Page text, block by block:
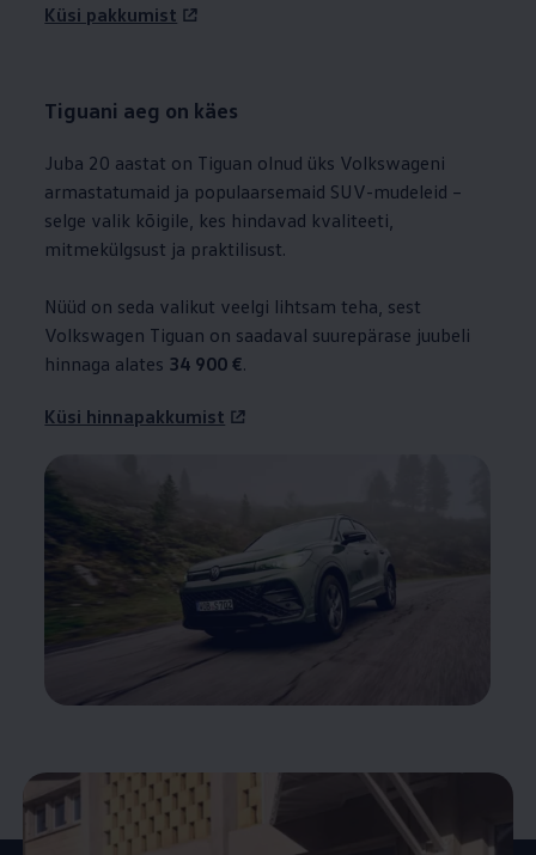
Küsi pakkumist
Tiguani aeg on käes
Juba 20 aastat on Tiguan olnud üks Volkswageni
armastatumaid ja populaarsemaid SUV-mudeleid –
selge valik kõigile, kes hindavad kvaliteeti,
mitmekülgsust ja praktilisust.
Nüüd on seda valikut veelgi lihtsam teha, sest
Volkswagen Tiguan on saadaval suurepärase juubeli
hinnaga alates 34 900 €.
Küsi hinnapakkumist